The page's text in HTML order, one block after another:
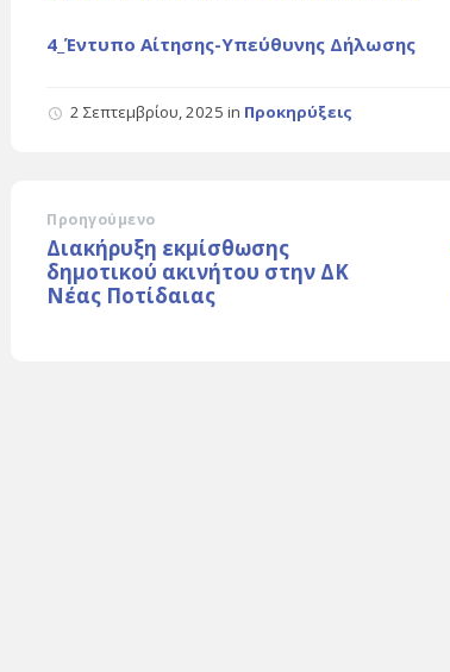
4_Έντυπο Αίτησης-Υπεύθυνης Δήλωσης
2 Σεπτεμβρίου, 2025in Προκηρύξεις
Προηγούμενο
Διακήρυξη εκμίσθωσης
δημοτικού ακινήτου στην ΔΚ
Νέας Ποτίδαιας